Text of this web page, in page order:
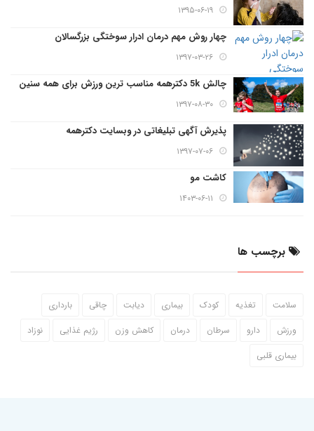
۱۳۹۵-۰۶-۱۹
چهار روش مهم درمان ادرار سوختگی بزرگسالان
۱۳۹۷-۰۳-۲۶
چالش 5k دکترهمه مناسب ترین ورزش برای همه سنین
۱۳۹۷-۰۸-۳۰
پذیرش آگهی تبلیغاتی در وبسایت دکترهمه
۱۳۹۷-۰۷-۰۶
کاشت مو
۱۴۰۳-۰۶-۱۱
برچسب ها
سلامت تغذیه کودک بیماری دیابت چاقی
بارداری
ورزش
دارو سرطان درمان کاهش وزن رژیم غذایی
نوزاد
بیماری قلبی